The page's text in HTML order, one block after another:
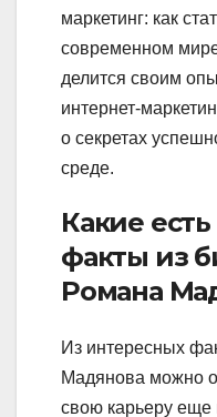
маркетинг: как
современном
делится своим
интернет-
о секретах
среде.
Какие
факты из
Романа
Из интересных
Мадянова можно
свою карьеру еще